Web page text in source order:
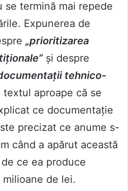
se termină mai repede
Expunerea de
„prioritizarea
și despre
tehnico-
textul aproape că se
ce documentație
precizat ce anume s-
când a apărut această
ce ea produce
milioane de lei.